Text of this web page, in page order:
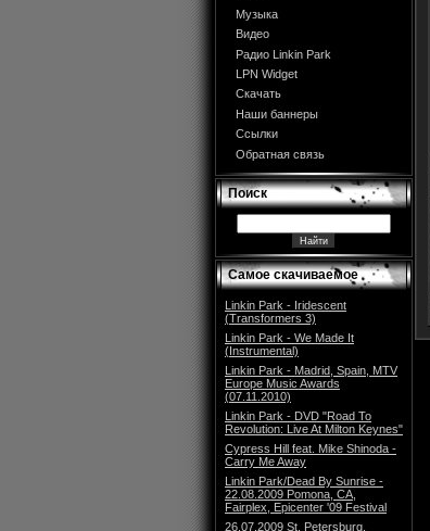
Музыка
Видео
Радио Linkin Park
LPN Widget
Скачать
Наши баннеры
Ссылки
Обратная связь
Поиск
Самое скачиваемое
Linkin Park - Iridescent
(Transformers 3)
Linkin Park - We Made It
(Instrumental)
Linkin Park - Madrid, Spain, MTV
Europe Music Awards
(07.11.2010)
Linkin Park - DVD "Road To
Revolution: Live At Milton Keynes"
Cypress Hill feat. Mike Shinoda -
Carry Me Away
Linkin Park/Dead By Sunrise -
22.08.2009 Pomona, CA,
Fairplex, Epicenter '09 Festival
26.07.2009 St. Petersburg,